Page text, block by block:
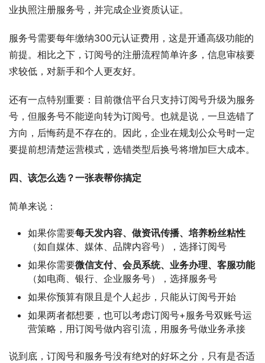
业执照注册服务号，并完成企业资质认证。
服务号需要每年缴纳300元认证费用，这是开通高级功能的
前提。相比之下，订阅号的注册流程简单许多，信息审核要
求较低，对新手和个人更友好。
还有一点特别重要：目前微信平台只支持订阅号升级为服务
号，但服务号不能逆向转为订阅号。也就是说，一旦选错了
方向，后悔药是不存在的。因此，企业在规划公众号时一定
要提前想清楚运营模式，选错类型后换号将增加巨大成本。
四、该怎么选？一张表帮你搞定
简单来说：
如果你需要每天发内容、做资讯传播、培养粉丝粘性
（如自媒体、媒体、品牌内容号），选择订阅号
如果你需要微信支付、会员系统、业务办理、客服功能
（如电商、银行、企业服务号），选择服务号
如果你预算有限且是个人起步，只能从订阅号开始
如果两者都想要，也可以考虑订阅号+服务号双账号运
营策略，用订阅号做内容引流，用服务号做业务承接
说到底，订阅号和服务号没有绝对的好坏之分，只有是否适